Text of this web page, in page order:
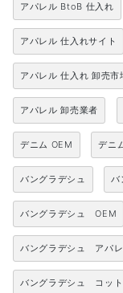
アパレル BtoB 仕入れ
アパレル 仕入れサイト
アパレル 仕入れ 卸売市
アパレル 卸売業者
デニム OEM デニ
バングラデシュ バ
バングラデシュ OEM
バングラデシュ アパ
バングラデシュ コット